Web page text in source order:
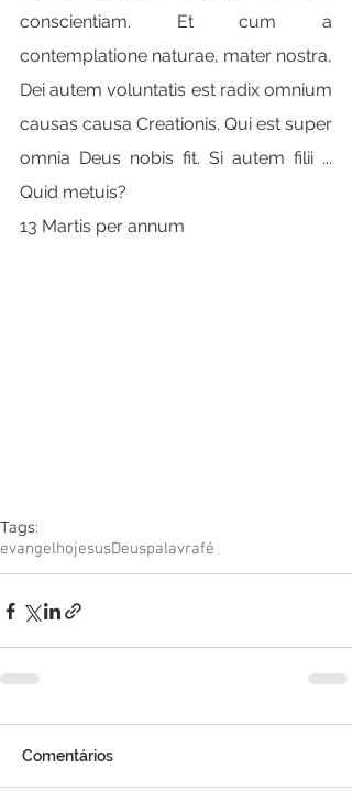
conscientiam. Et cum a
contemplatione naturae, mater nostra,
Dei autem voluntatis est radix omnium
causas causa Creationis. Qui est super
omnia Deus nobis fit. Si autem filii ...
Quid metuis?
13 Martis per annum
Tags:
evangelhojesusDeuspalavrafé
Comentários